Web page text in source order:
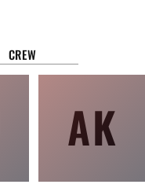
CREW
AK